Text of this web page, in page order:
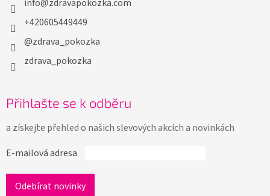
info@zdravapokozka.com
+420605449449
@zdrava_pokozka
zdrava_pokozka
Přihlašte se k odběru
a získejte přehled o našich slevových akcích a novinkách
E-mailová adresa